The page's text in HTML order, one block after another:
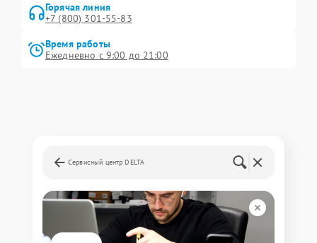
Горячая линия
+7 (800) 301-55-83
Время работы
Ежедневно с 9:00 до 21:00
Сервисный центр DELTA